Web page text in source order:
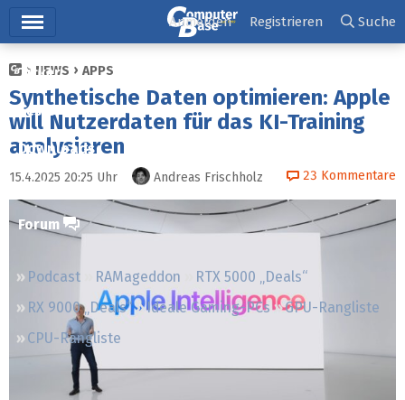
Ticker
Tests
Downloads
Preisvergleich
Forum
Podcast RAMageddon
RTX 5000 „Deals“
RX 9000 „Deals“
Ideale Gaming-PCs
GPU-Rangliste
CPU-Rangliste
Anmelden Registrieren Suche
NEWS APPS
Synthetische Daten optimieren: Apple
will Nutzerdaten für das KI-Training
analysieren
15.4.2025 20:25 Uhr Andreas Frischholz 23 Kommentare